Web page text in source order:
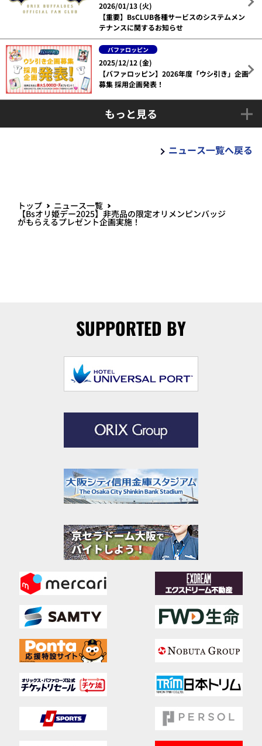
2026/01/13 (火)
【重要】BsCLUB各種サービスのシステムメン
テナンスに関するお知らせ
バファロッピン
2025/12/12 (金)
【バファロッピン】2026年度「ウシ引き」企画
募集 採用企画発表！
もっと見る
ニュース一覧へ戻る
トップ ニュース一覧
【Bsオリ姫デー2025】非売品の限定オリメンピンバッジ
がもらえるプレゼント企画実施！
SUPPORTED BY